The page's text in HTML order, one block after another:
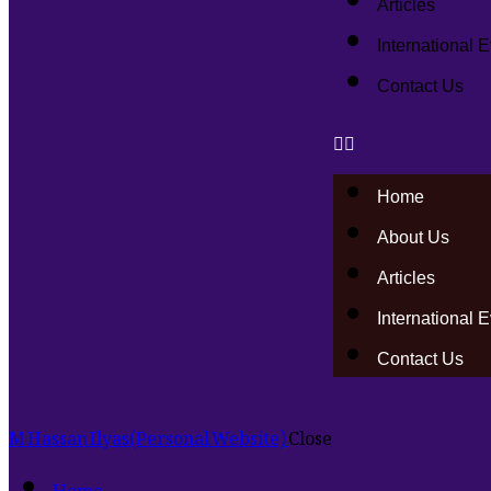
Articles
International
Contact Us
Home
About Us
Articles
International
Contact Us
M Hassan Ilyas(Personal Website)Close